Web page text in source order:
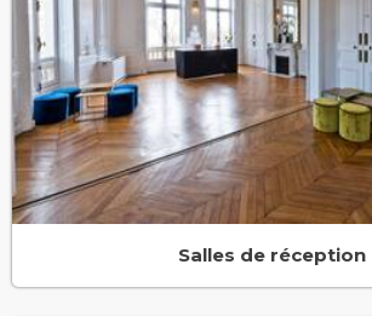
Salles de réception